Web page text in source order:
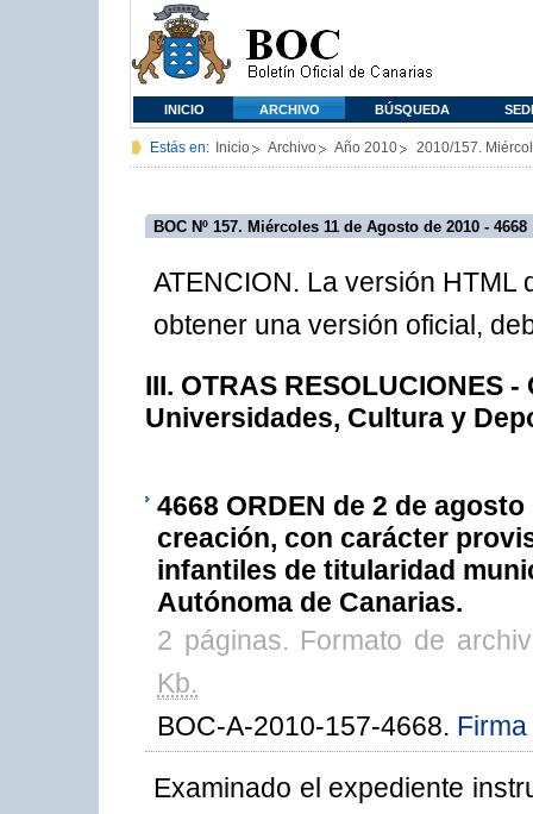
INICIO ARCHIVO BÚSQUEDA
Estás en: Inicio Archivo Año 2010 2010/157.
BOC Nº 157. Miércoles 11 de Agosto de 2010 - 4668
ATENCION. La versión HTML
obtener una versión oficial,
III. OTRAS RESOLUCIONES
Universidades, Cultura y
4668 ORDEN de 2 de
creación, con carácter
infantiles de titularidad
Autónoma de Canarias.
2 páginas. Formato de
Kb.
BOC-A-2010-157-4668.
Examinado el expediente